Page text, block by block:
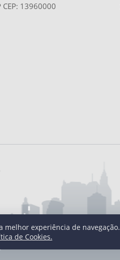
melhor experiência de navegação.
de Cookies.
13960000